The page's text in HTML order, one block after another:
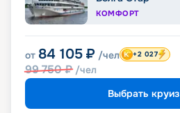
КОМФОРТ
от 84 105 ₽ /чел
99 750₽ /чел
+2 027
Выбрать круиз